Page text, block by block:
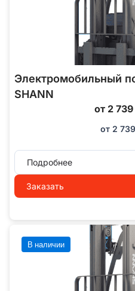
Электромобильный
SHANN
от 2
от 2
Подробнее
Заказать
В наличии